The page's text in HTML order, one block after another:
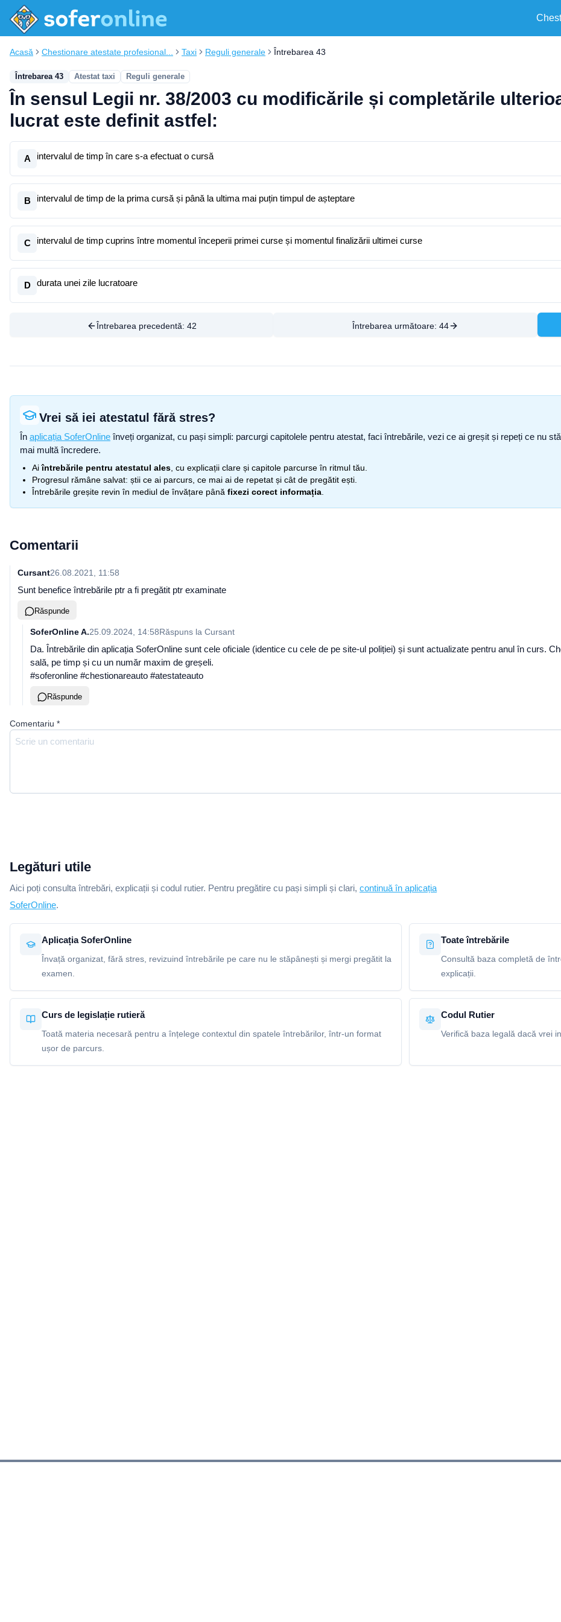
Acasă Chestionare atestate profesional... Taxi Reguli generale Întrebarea 43
Întrebarea 43 Atestat taxi Reguli generale
În sensul Legii nr. 38/2003 cu modificările și completările
lucrat este definit astfel:
A intervalul de timp în care s-a efectuat o cursă
B intervalul de timp de la prima cursă și până la ultima mai puțin timpul de așteptare
C intervalul de timp cuprins între momentul începerii primei curse și momentul finalizării ultimei curse
D durata unei zile lucratoare
Întrebarea precedentă: 42 Întrebarea următoare: 44
Vrei să iei atestatul fără stres?
În aplicația SoferOnline înveți organizat, cu pași simpli: parcurgi capitolele pentru atestat, faci întrebările, vezi ce ai greșit și repeți ce nu
mai multă încredere.
Aiîntrebările pentru atestatul ales , cu explicații clare și capitole parcurse în ritmul tău.
Progresul rămâne salvat: știi ce ai parcurs, ce mai ai de repetat și cât de pregătit ești.
Întrebările greșite revin în mediul de învățare până fixezi corect informația
Comentarii
Cursant26.08.2021, 11:58
Sunt benefice întrebările ptr a fi pregătit ptr examinate
Răspunde
SoferOnline A.25.09.2024, 14:58Răspuns la Cursant
Da. Întrebările din aplicația SoferOnline sunt cele oficiale (identice cu cele de pe site-ul poliției) și sunt actualizate pentru anul în curs.
sală, pe timp și cu un număr maxim de greșeli.
#soferonline #chestionareauto #atestateauto
Răspunde
Comentariu *
Legături utile
Aici poți consulta întrebări, explicații și codul rutier. Pentru pregătire cu pași simpli și clari, continuă în aplicația
SoferOnline.
Aplicația SoferOnline
Învață organizat, fără stres, revizuind întrebările pe care nu le stăpânești și mergi pregătit la
examen.
Toate întrebările
Consultă baza completă de
explicații.
Curs de legislație rutieră
Toată materia necesară pentru a înțelege contextul din spatele întrebărilor, într-un format
ușor de parcurs.
Codul Rutier
Verifică baza legală dacă vrei